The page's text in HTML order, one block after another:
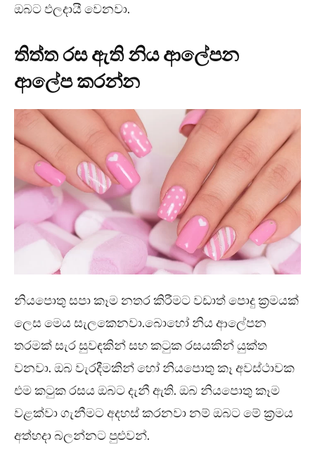
ඔබට ඵලදායී වෙනවා.
තිත්ත රස ඇති නිය ආලේපන
ආලේප කරන්න
නියපොතු සපා කෑම නතර කිරීමට වඩාත් පොදු ක්‍රමයක්
ලෙස මෙය සැලකෙනවා.බොහෝ නිය ආලේපන
තරමක් සැර සුවඳකින් සහ කටුක රසයකින් යුක්ත
වනවා. ඔබ වැරදීමකින් හෝ නියපොතු කෑ අවස්ථාවක
එම කටුක රසය ඔබට දැනී ඇති. ඔබ නියපොතු කෑම
වළක්වා ගැනීමට අදහස් කරනවා නම් ඔබට මේ ක්‍රමය
අත්හදා බලන්නට පුළුවන්.